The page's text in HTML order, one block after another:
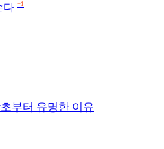
다 +1
부터 유명한 이유